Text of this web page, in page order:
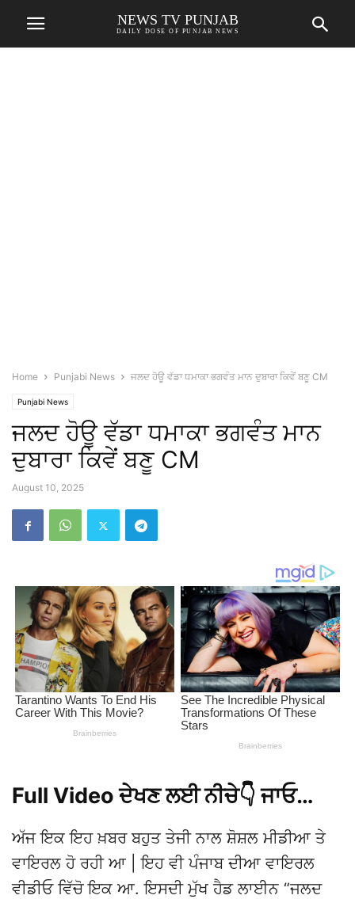
NEWS TV PUNJAB
DAILY DOSE OF PUNJAB NEWS
Home Punjabi News ਜਲਦ ਹੋਊ ਵੱਡਾ ਧਮਾਕਾ ਭਗਵੰਤ ਮਾਨ ਦੁਬਾਰਾ ਕਿਵੇਂ ਬਣੂ CM
Punjabi News
ਜਲਦ ਹੋਊ ਵੱਡਾ ਧਮਾਕਾ ਭਗਵੰਤ ਮਾਨ
ਦੁਬਾਰਾ ਕਿਵੇਂ ਬਣੂ CM
August 10, 2025
Full Video ਦੇਖਣ ਲਈ ਨੀਚੇ👇 ਜਾਓ…
ਅੱਜ ਇਕ ਇਹ ਖ਼ਬਰ ਬਹੁਤ ਤੇਜੀ ਨਾਲ ਸ਼ੋਸ਼ਲ ਮੀਡੀਆ ਤੇ
ਵਾਇਰਲ ਹੋ ਰਹੀ ਆ | ਇਹ ਵੀ ਪੰਜਾਬ ਦੀਆ ਵਾਇਰਲ
ਵੀਡੀਓ ਵਿੱਚੋ ਇਕ ਆ. ਇਸਦੀ ਮੁੱਖ ਹੈਡ ਲਾਈਨ “ਜਲਦ